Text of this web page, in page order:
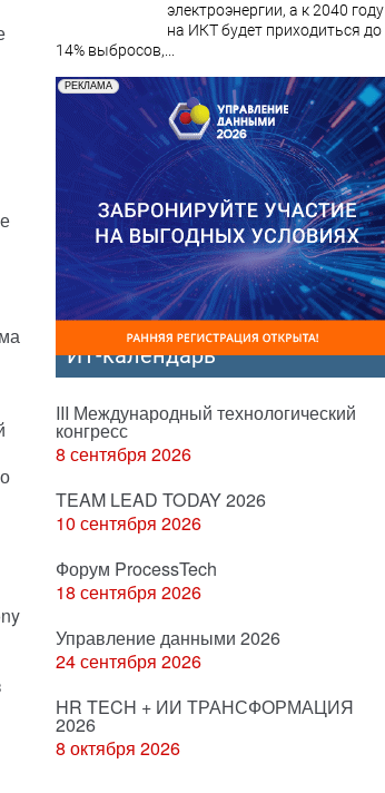
электроэнергии, а к 2040 году
на ИКТ будет приходиться до
14% выбросов,...
РЕКЛАМА
ИТ-календарь
III Международный технологический
конгресс
8 сентября 2026
TEAM LEAD TODAY 2026
10 сентября 2026
Форум ProcessTech
18 сентября 2026
Управление данными 2026
24 сентября 2026
HR TECH + ИИ ТРАНСФОРМАЦИЯ
2026
8 октября 2026